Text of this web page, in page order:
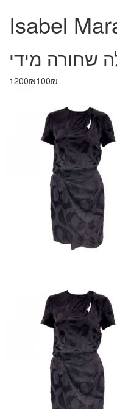
Isabel
שחורה מידי
100₪
1200₪